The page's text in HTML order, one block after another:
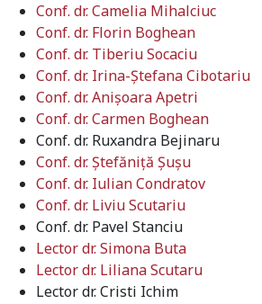
Conf. dr. Camelia Mihalciuc
Conf. dr. Florin Boghean
Conf. dr. Tiberiu Socaciu
Conf. dr. Irina-Ștefana Cibotariu
Conf. dr. Anişoara Apetri
Conf. dr. Carmen Boghean
Conf. dr. Ruxandra Bejinaru
Conf. dr. Ştefăniţă Şuşu
Conf. dr. Iulian Condratov
Conf. dr. Liviu Scutariu
Conf. dr. Pavel Stanciu
Lector dr. Simona Buta
Lector dr. Liliana Scutaru
Lector dr. Cristi Ichim